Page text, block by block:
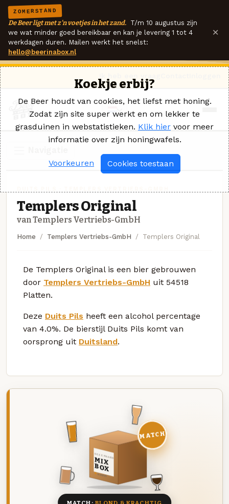
ZOMERSTAND
De Beer ligt met z'n voetjes in het zand. T/m 10 augustus zijn
we wat minder goed bereikbaar en kan je levering 1 tot 4
werkdagen duren. Mailen werkt het snelst:
hello@beerinabox.nl
×
Templers Original
van Templers Vertriebs-GmbH
Home Templers Vertriebs-GmbH Templers Original
De Templers Original is een bier gebrouwen
door Templers Vertriebs-GmbH uit 54518
Platten.
Deze Duits Pils heeft een alcohol percentage
van 4.0%. De bierstijl Duits Pils komt van
oorsprong uit Duitsland.
DEZE MAAND
MIX
BOX
8 BIEREN
MATCH
Koekje erbij?
De Beer houdt van cookies, het liefst met honing.
Zodat zijn site super werkt en om lekker te
grasduinen in webstatistieken. Klik hier voor meer
informatie over zijn honingwafels.
Voorkeuren Cookies toestaan